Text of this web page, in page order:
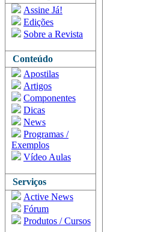
Assine Já!
Edições
Sobre a Revista
Conteúdo
Apostilas
Artigos
Componentes
Dicas
News
Programas /
Exemplos
Vídeo Aulas
Serviços
Active News
Fórum
Produtos / Cursos